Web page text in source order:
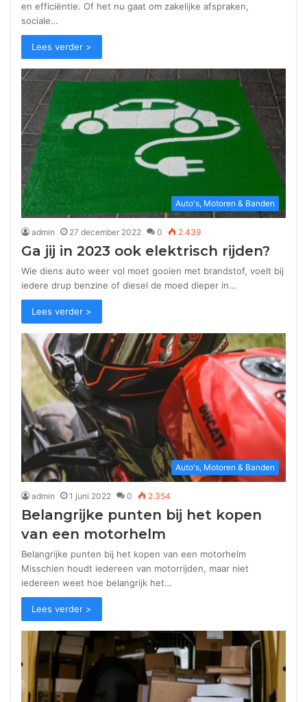
en efficiëntie. Of het nu gaat om zakelijke afspraken,
sociale…
Lees verder >
Auto's, Motoren & Banden
admin 27 december 2022 0 2.439
Ga jij in 2023 ook elektrisch rijden?
Wie diens auto weer vol moet gooien met brandstof, voelt bij
iedere drup benzine of diesel de moed dieper in…
Lees verder >
Auto's, Motoren & Banden
admin 1 juni 2022 0 2.354
Belangrijke punten bij het kopen
van een motorhelm
Belangrijke punten bij het kopen van een motorhelm
Misschien houdt iedereen van motorrijden, maar niet
iedereen weet hoe belangrijk het…
Lees verder >